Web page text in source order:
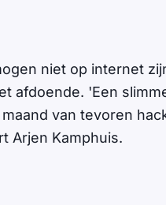
niet op internet
afdoende. 'Een
van tevoren
Arjen Kamphuis.